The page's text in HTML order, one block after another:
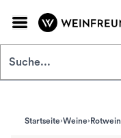
Startseite Weine Rotwein